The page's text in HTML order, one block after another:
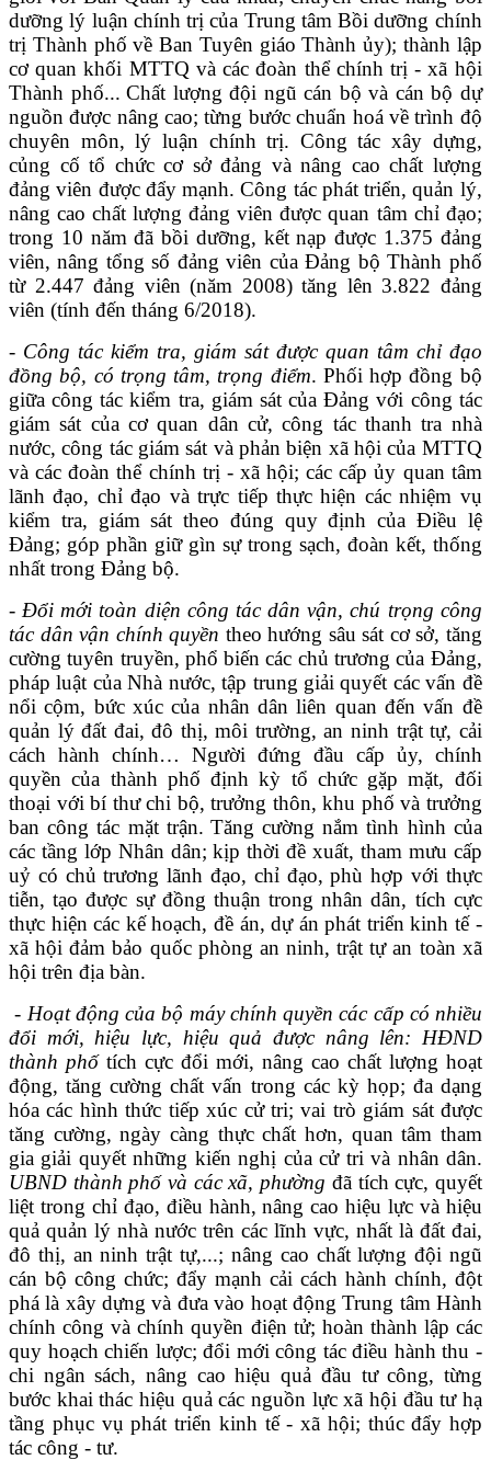
dưỡng lý luận chính trị của Trung tâm Bồi dưỡng chính
trị Thành phố về Ban Tuyên giáo Thành ủy); thành lập
cơ quan khối MTTQ và các đoàn thể chính trị - xã hội
Thành phố... Chất lượng đội ngũ cán bộ và cán bộ dự
nguồn được nâng cao; từng bước chuẩn hoá về trình độ
chuyên môn, lý luận chính trị. Công tác xây dựng,
củng cố tổ chức cơ sở đảng và nâng cao chất lượng
đảng viên được đẩy mạnh. Công tác phát triển, quản lý,
nâng cao chất lượng đảng viên được quan tâm chỉ đạo;
trong 10 năm đã bồi dưỡng, kết nạp được 1.375 đảng
viên, nâng tổng số đảng viên của Đảng bộ Thành phố
từ 2.447 đảng viên (năm 2008) tăng lên 3.822 đảng
viên (tính đến tháng 6/2018).
- Công tác kiểm tra, giám sát được quan tâm chỉ đạo
đồng bộ, có trọng tâm, trọng điểm. Phối hợp đồng bộ
giữa công tác kiểm tra, giám sát của Đảng với công tác
giám sát của cơ quan dân cử, công tác thanh tra nhà
nước, công tác giám sát và phản biện xã hội của MTTQ
và các đoàn thể chính trị - xã hội;các cấp ủy quan tâm
lãnh đạo, chỉ đạo và trực tiếp thực hiện các nhiệm vụ
kiểm tra, giám sát theo đúng quy định của Điều lệ
Đảng; góp phần giữ gìn sự trong sạch, đoàn kết, thống
nhất trong Đảng bộ.
- Đổi mới toàn diện công tác dân vận, chú trọng công
tác dân vận chính quyền theo hướng sâu sát cơ sở, tăng
cường tuyên truyền, phổ biến các chủ trương của Đảng,
pháp luật của Nhà nước, tập trung giải quyết các vấn đề
nổi cộm, bức xúc của nhân dân liên quan đến vấn đề
quản lý đất đai, đô thị, môi trường, an ninh trật tự, cải
cách hành chính… Người đứng đầu cấp ủy, chính
quyền của thành phố định kỳ tổ chức gặp mặt, đối
thoại với bí thư chi bộ, trưởng thôn, khu phố và trưởng
ban công tác mặt trận. Tăng cường nắm tình hình của
các tầng lớp Nhân dân; kịp thời đề xuất, tham mưu cấp
uỷ có chủ trương lãnh đạo, chỉ đạo, phù hợp với thực
tiễn, tạo được sự đồng thuận trong nhân dân, tích cực
thực hiện các kế hoạch, đề án, dự án phát triển kinh tế -
xã hội đảm bảo quốc phòng an ninh, trật tự an toàn xã
hội trên địa bàn.
- Hoạt động của bộ máy chính quyền các cấp có nhiều
đổi mới, hiệu lực, hiệu quả được nâng lên: HĐND
thành phốtích cực đổi mới, nâng cao chất lượng hoạt
động,tăng cường chất vấn trong các kỳ họp; đa dạng
hóa các hình thức tiếp xúc cử tri;vai trò giám sát được
tăng cường, ngày càng thực chất hơn, quan tâm tham
gia giải quyết những kiến nghị của cử tri và nhân dân.
UBND thành phố và các xã, phường đãtích cực, quyết
liệt trong chỉ đạo, điều hành, nâng cao hiệu lực và hiệu
quả quản lý nhà nước trên các lĩnh vực, nhất là đất đai,
đô thị, an ninh trật tự,...; nâng cao chất lượng đội ngũ
cán bộ công chức; đẩy mạnh cải cách hành chính, đột
phá là xây dựng và đưa vào hoạt động Trung tâm Hành
chính công và chính quyền điện tử; hoàn thành lập các
quy hoạch chiến lược; đổi mới công tác điều hành thu -
chi ngân sách, nâng cao hiệu quả đầu tư công, từng
bước khai thác hiệu quả các nguồn lực xã hội đầu tư hạ
tầng phục vụ phát triển kinh tế - xã hội; thúc đẩy hợp
tác công - tư.